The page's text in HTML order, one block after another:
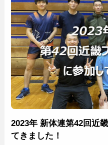
2023年 新体連第42回近
てきました！